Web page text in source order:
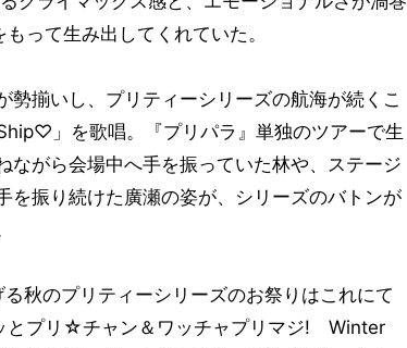
って生み出してくれていた。
揃いし、プリティーシリーズの航海が続くこ
」を歌唱。『プリパラ』単独のツアーで生
ながら会場中へ手を振っていた林や、ステージ
を振り続けた廣瀬の姿が、シリーズのバトンが
秋のプリティーシリーズのお祭りはこれにて
とプリ☆チャン＆ワッチャプリマジ! Winter